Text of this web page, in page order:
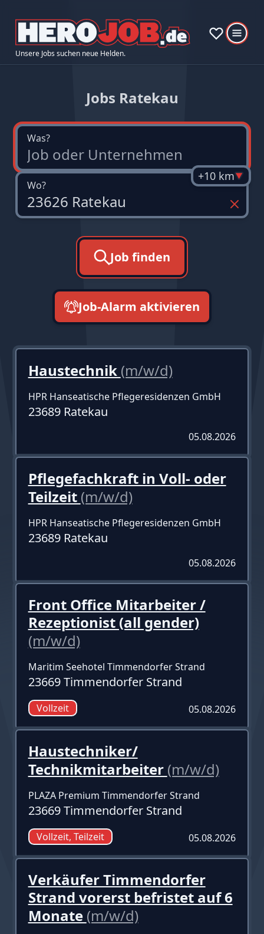
Unsere Jobs suchen neue Helden.
Jobs Ratekau
Was?
Wo?
+10 km
Job finden
Job-Alarm aktivieren
Haustechnik (m/w/d)
HPR Hanseatische Pflegeresidenzen GmbH
23689 Ratekau
05.08.2026
Pflegefachkraft in Voll- oder
Teilzeit (m/w/d)
HPR Hanseatische Pflegeresidenzen GmbH
23689 Ratekau
05.08.2026
Front Office Mitarbeiter /
Rezeptionist (all gender)
(m/w/d)
Maritim Seehotel Timmendorfer Strand
23669 Timmendorfer Strand
Vollzeit 05.08.2026
Haustechniker/
Technikmitarbeiter (m/w/d)
PLAZA Premium Timmendorfer Strand
23669 Timmendorfer Strand
Vollzeit, Teilzeit 05.08.2026
Verkäufer Timmendorfer
Strand vorerst befristet auf 6
Monate (m/w/d)